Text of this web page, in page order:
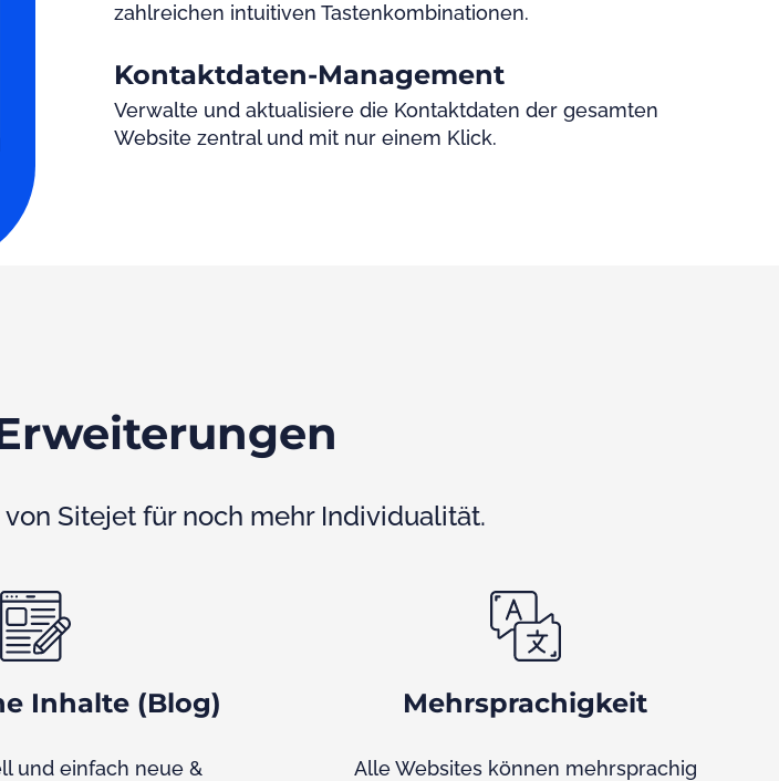
zahlreichen intuitiven Tastenkombinationen.
Kontaktdaten-Management
Verwalte und aktualisiere die Kontaktdaten der gesamten
Website zentral und mit nur einem Klick.
Sitejet für noch mehr Individualität.
Inhalte (Blog)
und einfach neue &
Mehrsprachigkeit
Alle Websites können mehrsprachig